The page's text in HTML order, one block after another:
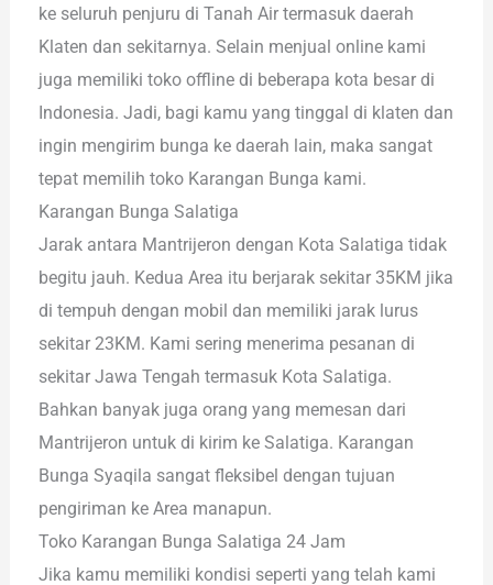
ke seluruh penjuru di Tanah Air termasuk daerah
Klaten dan sekitarnya. Selain menjual online kami
juga memiliki toko offline di beberapa kota besar di
Indonesia. Jadi, bagi kamu yang tinggal di klaten dan
ingin mengirim bunga ke daerah lain, maka sangat
tepat memilih toko Karangan Bunga kami.
Karangan Bunga Salatiga
Jarak antara Mantrijeron dengan Kota Salatiga tidak
begitu jauh. Kedua Area itu berjarak sekitar 35KM jika
di tempuh dengan mobil dan memiliki jarak lurus
sekitar 23KM. Kami sering menerima pesanan di
sekitar Jawa Tengah termasuk Kota Salatiga.
Bahkan banyak juga orang yang memesan dari
Mantrijeron untuk di kirim ke Salatiga. Karangan
Bunga Syaqila sangat fleksibel dengan tujuan
pengiriman ke Area manapun.
Toko Karangan Bunga Salatiga 24 Jam
Jika kamu memiliki kondisi seperti yang telah kami